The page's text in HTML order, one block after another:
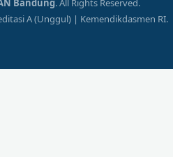
Bandung. All Rights Reserved.
A (Unggul) | Kemendikdasmen RI.